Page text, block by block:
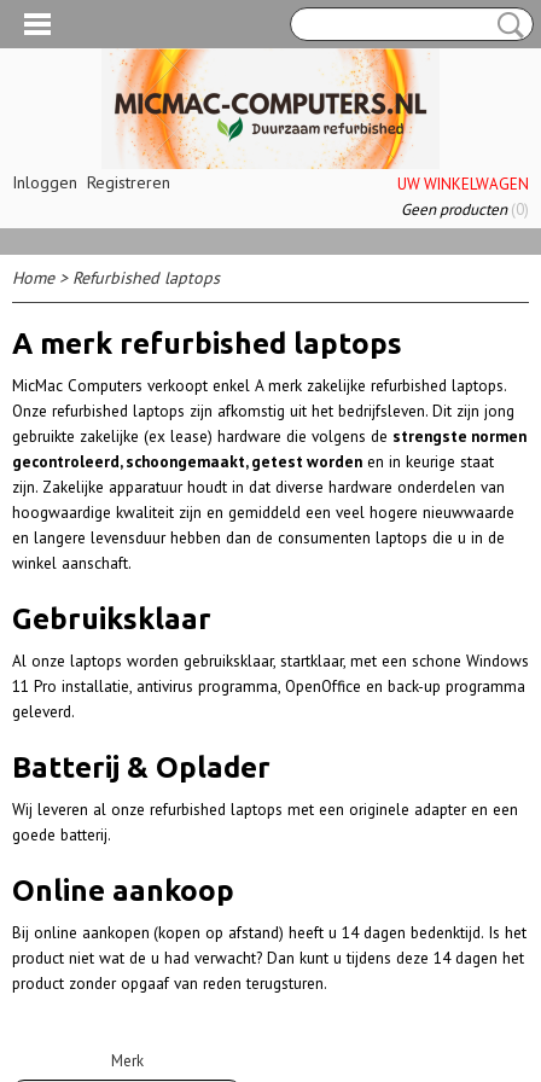
Inloggen Registreren
UW WINKELWAGEN
Geen producten(0)
Home> Refurbished laptops
A merk refurbished laptops
MicMac Computers verkoopt enkel A merk zakelijke refurbished laptops.
Onze refurbished laptops zijn afkomstig uit het bedrijfsleven. Dit zijn jong
gebruikte zakelijke (ex lease) hardware die volgens de strengste normen
gecontroleerd, schoongemaakt, getest worden en in keurige staat
zijn. Zakelijke apparatuur houdt in dat diverse hardware onderdelen van
hoogwaardige kwaliteit zijn en gemiddeld een veel hogere nieuwwaarde
en langere levensduur hebben dan de consumenten laptops die u in de
winkel aanschaft.
Gebruiksklaar
Al onze laptops worden gebruiksklaar, startklaar, met een schone Windows
11 Pro installatie, antivirus programma, OpenOffice en back-up programma
geleverd.
Batterij & Oplader
Wij leveren al onze refurbished laptops met een originele adapter en een
goede batterij.
Online aankoop
Bij online aankopen (kopen op afstand) heeft u 14 dagen bedenktijd. Is het
product niet wat de u had verwacht? Dan kunt u tijdens deze 14 dagen het
product zonder opgaaf van reden terugsturen.
Merk